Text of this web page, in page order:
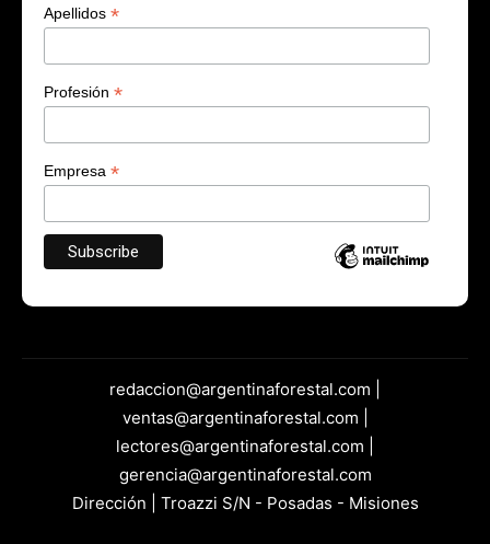
Apellidos *
Profesión *
Empresa *
redaccion@argentinaforestal.com |
ventas@argentinaforestal.com |
lectores@argentinaforestal.com |
gerencia@argentinaforestal.com
Dirección | Troazzi S/N - Posadas - Misiones